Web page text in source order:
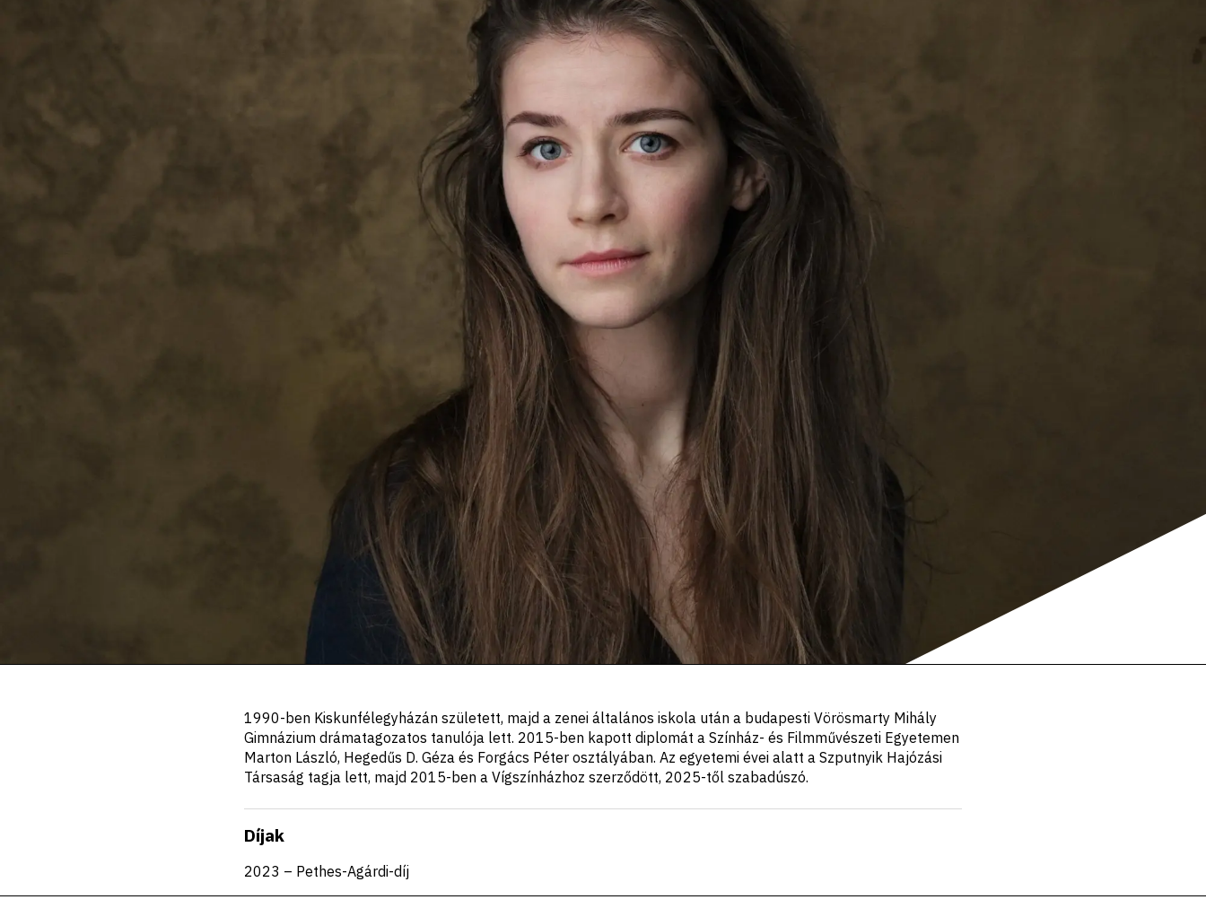
Portré,
leírás
1990-ben Kiskunfélegyházán született, majd a zenei általános iskola után a budapesti Vörösmarty Mihály
Gimnázium drámatagozatos tanulója lett. 2015-ben kapott diplomát a Színház- és Filmművészeti Egyetemen
Marton László, Hegedűs D. Géza és Forgács Péter osztályában. Az egyetemi évei alatt a Szputnyik Hajózási
Társaság tagja lett, majd 2015-ben a Vígszínházhoz szerződött, 2025-től szabadúszó.
Díjak
2023 – Pethes-Agárdi-díj